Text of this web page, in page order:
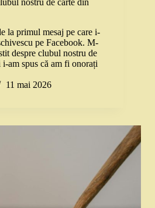
nostru de carte din
la primul mesaj pe care i-
pe Facebook. M-
despre clubul nostru de
am spus că am fi onorați
11 mai 2026